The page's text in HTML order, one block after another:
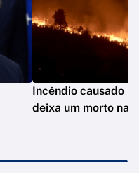
Incêndio causado
deixa um morto na